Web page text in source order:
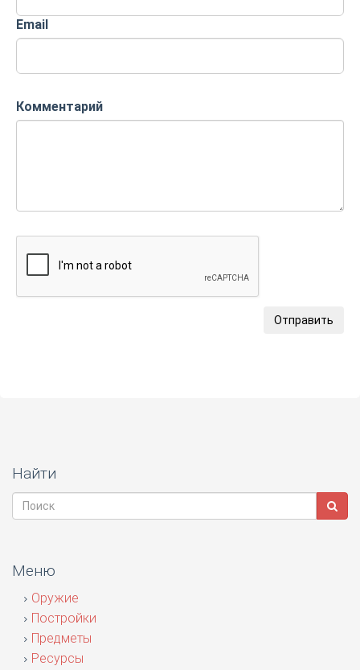
Email
Комментарий
Отправить
Найти
Меню
Оружие
Постройки
Предметы
Ресурсы